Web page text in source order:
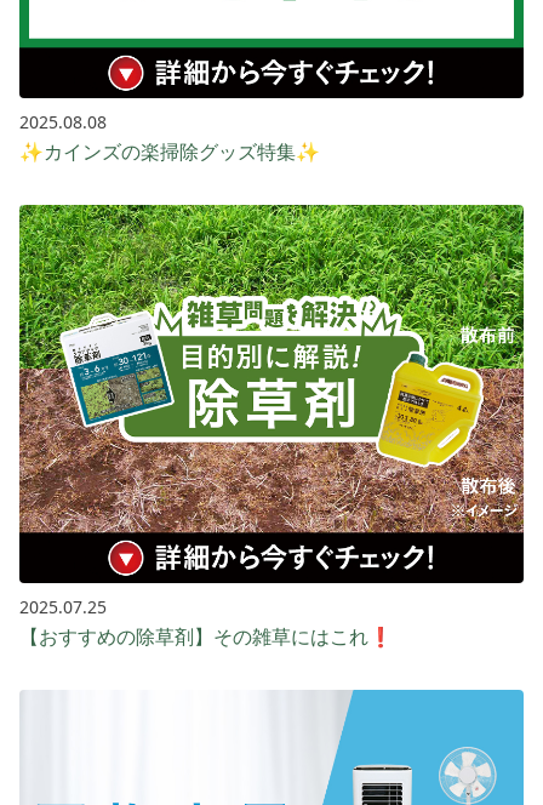
2025.08.08
✨カインズの楽掃除グッズ特集✨
2025.07.25
【おすすめの除草剤】その雑草にはこれ❗